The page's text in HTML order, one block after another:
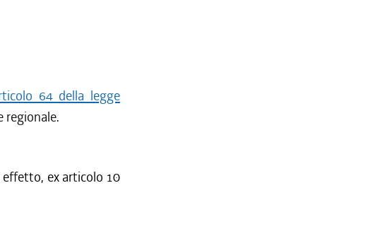
64 della legge
regionale.
effetto, ex articolo 10